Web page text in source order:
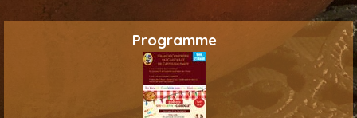
Programme